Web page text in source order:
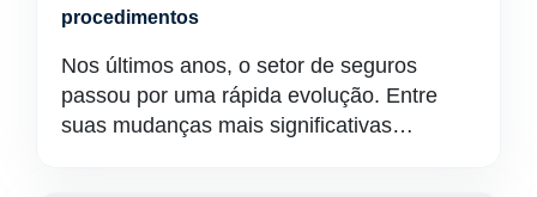
procedimentos
Nos últimos anos, o setor de seguros
passou por uma rápida evolução. Entre
suas mudanças mais significativas…